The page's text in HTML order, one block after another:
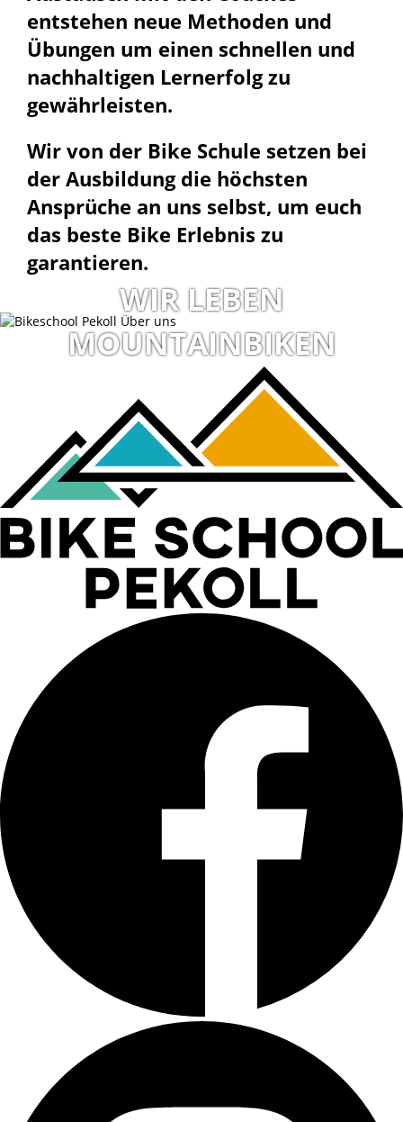
entstehen neue Methoden und
Übungen um einen schnellen und
nachhaltigen Lernerfolg zu
gewährleisten.
Wir von der Bike Schule setzen bei
der Ausbildung die höchsten
Ansprüche an uns selbst, um euch
das beste Bike Erlebnis zu
garantieren.
WIR LEBEN
MOUNTAINBIKEN